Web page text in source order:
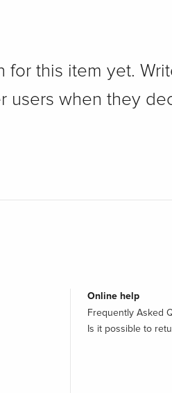
this item yet.
users when they
Online help
Frequently Asked
Is it possible to